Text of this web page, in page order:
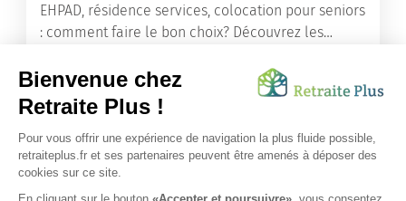
EHPAD, résidence services, colocation pour seniors
: comment faire le bon choix? Découvrez les
ainés.
Lire l'article
Vous avez besoin d’une aide de nos équipes ?
Obtenir les tarifs & disponibilités